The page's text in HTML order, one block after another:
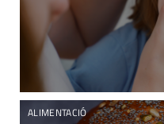
ALIMENTACIÓ